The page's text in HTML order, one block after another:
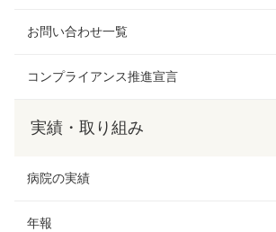
お問い合わせ一覧
コンプライアンス推進宣言
実績・取り組み
病院の実績
年報